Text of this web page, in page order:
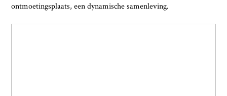
ontmoetingsplaats, een dynamische samenleving.